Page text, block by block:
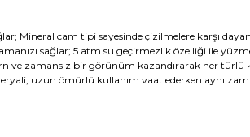
cam tipi sayesinde çizilmelere karşı
sağlar; 5 atm su geçirmezlik özelliği ile
zamansız bir görünüm kazandırarak her türlü
uzun ömürlü kullanım vaat ederken aynı